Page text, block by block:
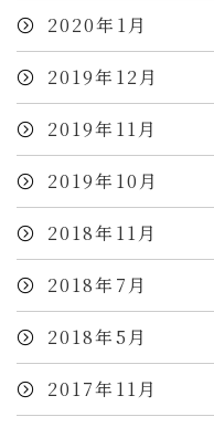
2020年1月
2019年12月
2019年11月
2019年10月
2018年11月
2018年7月
2018年5月
2017年11月